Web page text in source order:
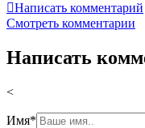
Написать комментарий
Смотреть комментарии
Написать
<
Имя*